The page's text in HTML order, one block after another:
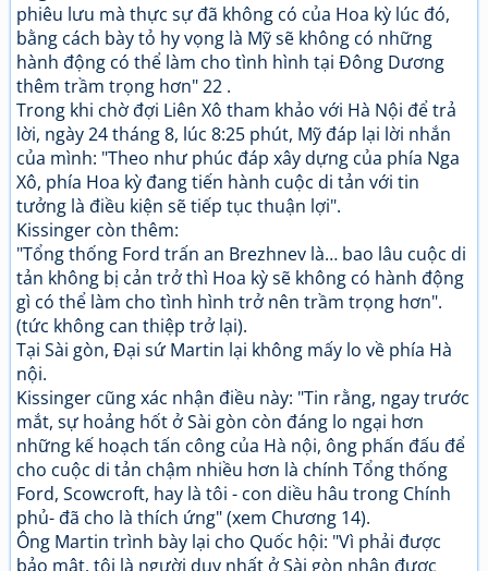
phiêu lưu mà thực sự đã không có của Hoa kỳ lúc đó,
bằng cách bày tỏ hy vọng là Mỹ sẽ không có những
hành động có thể làm cho tình hình tại Đông Dương
thêm trầm trọng hơn" 22 .
Trong khi chờ đợi Liên Xô tham khảo với Hà Nội để trả
lời, ngày 24 tháng 8, lúc 8:25 phút, Mỹ đáp lại lời nhắn
của mình: "Theo như phúc đáp xây dựng của phía Nga
Xô, phía Hoa kỳ đang tiến hành cuộc di tản với tin
tưởng là điều kiện sẽ tiếp tục thuận lợi".
Kissinger còn thêm:
"Tổng thống Ford trấn an Brezhnev là… bao lâu cuộc di
tản không bị cản trở thì Hoa kỳ sẽ không có hành động
gì có thể làm cho tình hình trở nên trầm trọng hơn".
(tức không can thiệp trở lại).
Tại Sài gòn, Đại sứ Martin lại không mấy lo về phía Hà
nội.
Kissinger cũng xác nhận điều này: "Tin rằng, ngay trước
mắt, sự hoảng hốt ở Sài gòn còn đáng lo ngại hơn
những kế hoạch tấn công của Hà nội, ông phấn đấu để
cho cuộc di tản chậm nhiều hơn là chính Tổng thống
Ford, Scowcroft, hay là tôi - con diều hâu trong Chính
phủ- đã cho là thích ứng" (xem Chương 14).
Ông Martin trình bày lại cho Quốc hội: "Vì phải được
bảo mật, tôi là người duy nhất ở Sài gòn nhận được